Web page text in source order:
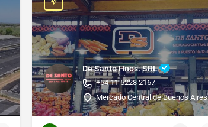
De Santo Hnos. SRL
+54 11 5228 2167
Mercado Central de Buenos Aires